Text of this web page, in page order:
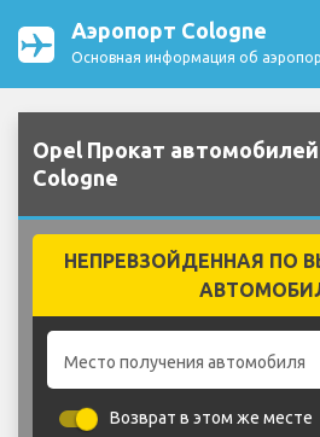
Аэропорт Cologne
Основная информация об
Opel Прокат
Cologne
НЕПРЕВЗОЙДЕННАЯ ПО
Место получения автомобиля
Возврат в этом же месте